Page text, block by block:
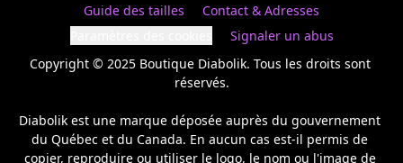
Copyright © 2025 Boutique Diabolik. Tous les droits sont
réservés.
Diabolik est une marque déposée auprès du gouvernement
du Québec et du Canada. En aucun cas est-il permis de
copier, reproduire ou utiliser le logo, le nom ou l'image de
Guide des tailles
Contact & Adresses
Signaler un abus